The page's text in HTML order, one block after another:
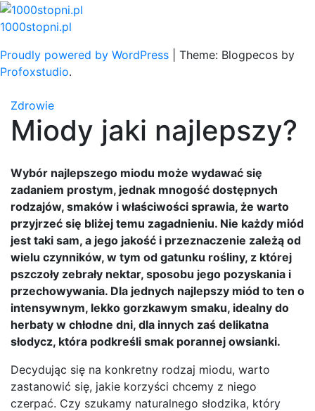
Skip
to
1000stopni.pl
Proudly powered by WordPress
Theme: Blogpecos by
Profoxstudio.
Zdrowie
Miody jaki najlepszy?
Wybór najlepszego miodu może wydawać się
zadaniem prostym, jednak mnogość dostępnych
rodzajów, smaków i właściwości sprawia, że warto
przyjrzeć się bliżej temu zagadnieniu. Nie każdy miód
jest taki sam, a jego jakość i przeznaczenie zależą od
wielu czynników, w tym od gatunku rośliny, z której
pszczoły zebrały nektar, sposobu jego pozyskania i
przechowywania. Dla jednych najlepszy miód to ten o
intensywnym, lekko gorzkawym smaku, idealny do
herbaty w chłodne dni, dla innych zaś delikatna
słodycz, która podkreśli smak porannej owsianki.
Decydując się na konkretny rodzaj miodu, warto
zastanowić się, jakie korzyści chcemy z niego
czerpać. Czy szukamy naturalnego słodzika, który